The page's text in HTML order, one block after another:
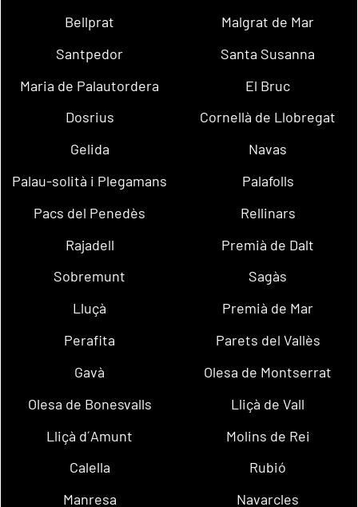
Bellprat
Malgrat de Mar
Santpedor
Santa Susanna
Maria de Palautordera
El Bruc
Dosrius
Cornellà de Llobregat
Gelida
Navas
Palau-solità i Plegamans
Palafolls
Pacs del Penedès
Rellinars
Rajadell
Premià de Dalt
Sobremunt
Sagàs
Lluçà
Premià de Mar
Perafita
Parets del Vallès
Gavà
Olesa de Montserrat
Olesa de Bonesvalls
Lliçà de Vall
Lliçà d´Amunt
Molins de Rei
Calella
Rubió
Manresa
Navarcles